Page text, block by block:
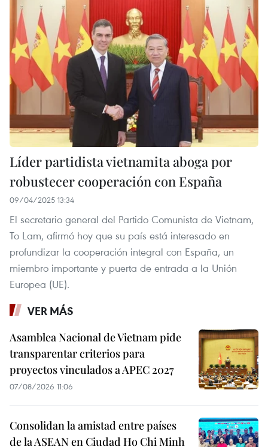
Líder partidista vietnamita aboga por
robustecer cooperación con España
09/04/2025 13:34
El secretario general del Partido Comunista de Vietnam,
To Lam, afirmó hoy que su país está interesado en
profundizar la cooperación integral con España, un
miembro importante y puerta de entrada a la Unión
Europea (UE).
VER MÁS
Asamblea Nacional de Vietnam pide
transparentar criterios para
proyectos vinculados a APEC 2027
07/08/2026 11:06
Consolidan la amistad entre países
de la ASEAN en Ciudad Ho Chi Minh